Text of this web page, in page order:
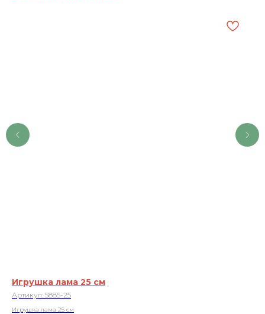
Игрушка лама 25 см
Артикул: 5885-25
Игрушка лама 25 см